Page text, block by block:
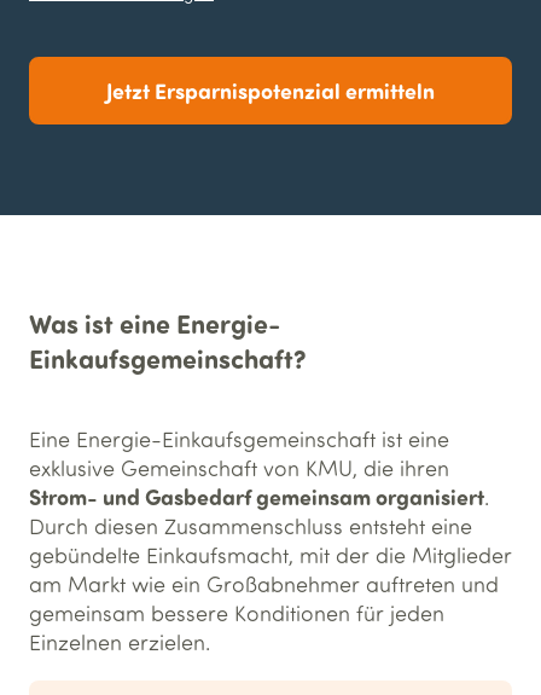
Jetzt Ersparnispotenzial ermitteln
Was ist eine Energie-
Einkaufsgemeinschaft?
Eine Energie-Einkaufsgemeinschaft ist eine
exklusive Gemeinschaft von KMU, die ihren
Strom- und Gasbedarf gemeinsam organisiert.
Durch diesen Zusammenschluss entsteht eine
gebündelte Einkaufsmacht, mit der die Mitglieder
am Markt wie ein Großabnehmer auftreten und
gemeinsam bessere Konditionen für jeden
Einzelnen erzielen.